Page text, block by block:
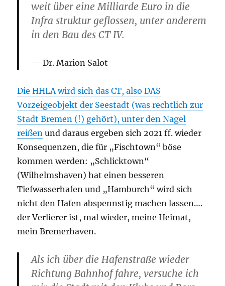
weit über eine Milliarde Euro in die
Infra­ struktur geflossen, unter anderem
in den Bau des CT IV.
Dr. Marion Salot
Die HHLA wird sich das CT, also DAS
Vorzeigeobjekt der Seestadt (was rechtlich zur
Stadt Bremen (!) gehört), unter den Nagel
reißen und daraus ergeben sich 2021 ff. wieder
Konsequenzen, die für „Fischtown“ böse
kommen werden: „Schlicktown“
(Wilhelmshaven) hat einen besseren
Tiefwasserhafen und „Hamburch“ wird sich
nicht den Hafen abspennstig machen lassen….
der Verlierer ist, mal wieder, meine Heimat,
mein Bremerhaven.
Als ich über die Hafenstraße wieder
Richtung Bahnhof fahre, versuche ich